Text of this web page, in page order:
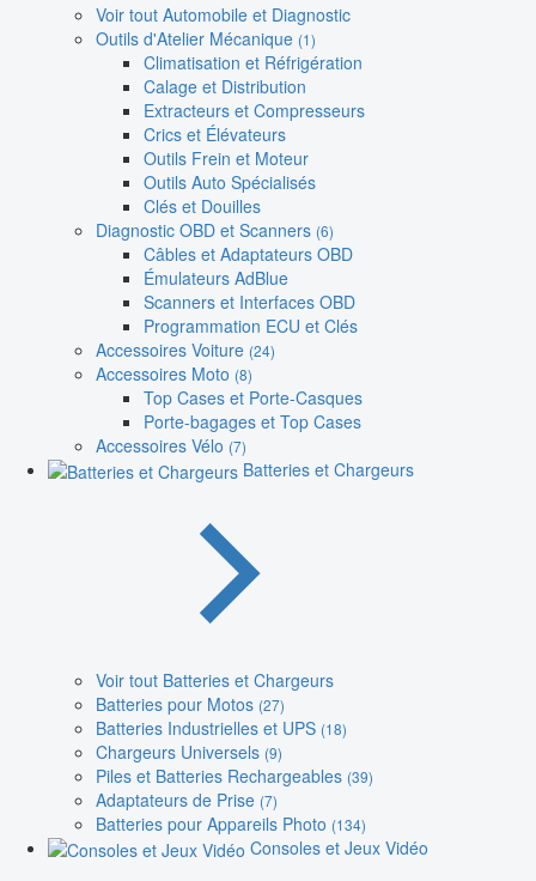
Voir tout Automobile et Diagnostic
Outils d'Atelier Mécanique (1)
Climatisation et Réfrigération
Calage et Distribution
Extracteurs et Compresseurs
Crics et Élévateurs
Outils Frein et Moteur
Outils Auto Spécialisés
Clés et Douilles
Diagnostic OBD et Scanners (6)
Câbles et Adaptateurs OBD
Émulateurs AdBlue
Scanners et Interfaces OBD
Programmation ECU et Clés
Accessoires Voiture (24)
Accessoires Moto (8)
Top Cases et Porte-Casques
Porte-bagages et Top Cases
Accessoires Vélo (7)
Batteries et Chargeurs
Voir tout Batteries et Chargeurs
Batteries pour Motos (27)
Batteries Industrielles et UPS (18)
Chargeurs Universels (9)
Piles et Batteries Rechargeables (39)
Adaptateurs de Prise (7)
Batteries pour Appareils Photo (134)
Consoles et Jeux Vidéo